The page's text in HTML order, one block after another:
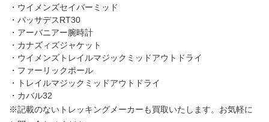
・レックミッドGORE-TEX
・ヴェルトS6KグレイシアGORE-TEX
・テルス32
・ビッグショットII
・コンネス70
・ウィメンズヴェルベラバックパッカーGORE-TEX
・エンデュランスベルト